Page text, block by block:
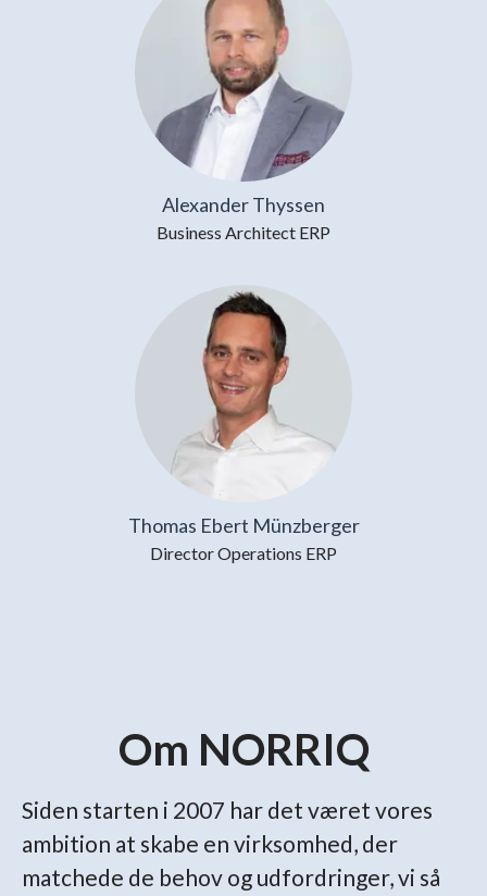
Alexander Thyssen
Business Architect ERP
Thomas Ebert Münzberger
Director Operations ERP
Om NORRIQ
Siden starten i 2007 har det været vores
ambition at skabe en virksomhed, der
matchede de behov og udfordringer, vi så